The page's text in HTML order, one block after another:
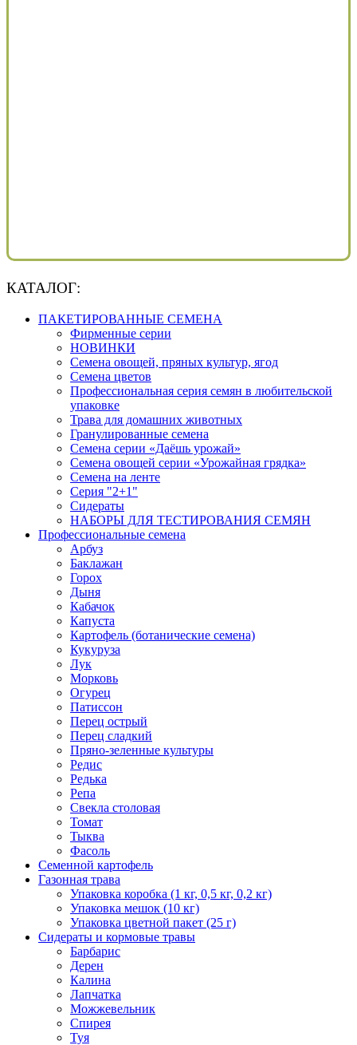
КАТАЛОГ:
ПАКЕТИРОВАННЫЕ СЕМЕНА
Фирменные серии
НОВИНКИ
Семена овощей, пряных культур, ягод
Семена цветов
Профессиональная серия семян в любительской
упаковке
Трава для домашних животных
Гранулированные семена
Семена серии «Даёшь урожай»
Семена овощей серии «Урожайная грядка»
Семена на ленте
Серия "2+1"
Сидераты
НАБОРЫ ДЛЯ ТЕСТИРОВАНИЯ СЕМЯН
Профессиональные семена
Арбуз
Баклажан
Горох
Дыня
Кабачок
Капуста
Картофель (ботанические семена)
Кукуруза
Лук
Морковь
Огурец
Патиссон
Перец острый
Перец сладкий
Пряно-зеленные культуры
Редис
Редька
Репа
Свекла столовая
Томат
Тыква
Фасоль
Семенной картофель
Газонная трава
Упаковка коробка (1 кг, 0,5 кг, 0,2 кг)
Упаковка мешок (10 кг)
Упаковка цветной пакет (25 г)
Сидераты и кормовые травы
Барбарис
Дерен
Калина
Лапчатка
Можжевельник
Спирея
Туя